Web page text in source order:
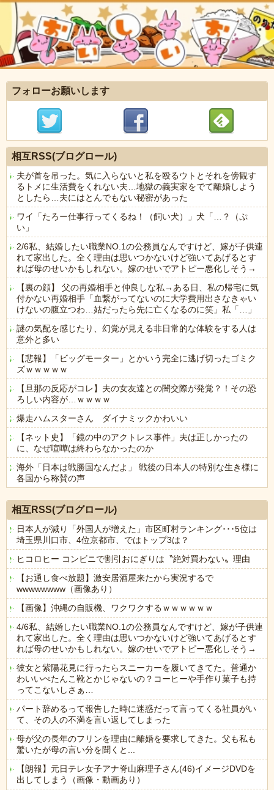
フォローお願いします
相互RSS(ブログロール)
夫が首を吊った。気に入らないと私を殴るウトとそれを傍観す
るトメに生活費をくれない夫…地獄の義実家をでて離婚しよう
としたら…夫にはとんでもない秘密があった
ワイ「たろー仕事行ってくるね！（飼い犬）」犬「…？（ぷ
い」
2/6私、結婚したい職業NO.1の公務員なんですけど、嫁が子供連
れて家出した。全く理由は思いつかないけど強いてあげるとす
れば母のせいかもしれない。嫁のせいでアトピー悪化しそう→
【裏の顔】 父の再婚相手と仲良しな私→ある日、私の帰宅に気
付かない再婚相手「血繋がってないのに大学費用出さなきゃい
けないの腹立つわ…姑だったら先に亡くなるのに笑」私「…」
謎の気配を感じたり、幻覚が見える非日常的な体験をする人は
意外と多い
【悲報】「ビッグモーター」とかいう完全に逃げ切ったゴミク
ズｗｗｗｗｗ
【旦那の反応がコレ】夫の女友達との闇交際が発覚？！その恐
ろしい内容が…ｗｗｗｗ
爆走ハムスターさん ダイナミックかわいい
【ネット史】「鏡の中のアクトレス事件」夫は正しかったの
に、なぜ喧嘩は終わらなかったのか
海外「日本は戦勝国なんだよ」 戦後の日本人の特別な生き様に
各国から称賛の声
相互RSS(ブログロール)
日本人が減り「外国人が増えた」市区町村ランキング･･･5位は
埼玉県川口市、4位京都市、ではトップ3は？
ヒコロヒー コンビニで割引おにぎりは〝絶対買わない〟理由
【お通し食べ放題】激安居酒屋来たから実況するで
wwwwwwww（画像あり）
【画像】沖縄の自販機、ワクワクするｗｗｗｗｗｗ
4/6私、結婚したい職業NO.1の公務員なんですけど、嫁が子供連
れて家出した。全く理由は思いつかないけど強いてあげるとす
れば母のせいかもしれない。嫁のせいでアトピー悪化しそう→
彼女と紫陽花見に行ったらスニーカーを履いてきてた。普通か
わいいぺたんこ靴とかじゃないの？コーヒーや手作り菓子も持
ってこないしさぁ…
パート辞めるって報告した時に迷惑だって言ってくる社員がい
て、その人の不満を言い返してしまった
母が父の長年のフリンを理由に離婚を要求してきた。父も私も
驚いたが母の言い分を聞くと...
【朗報】元日テレ女子アナ脊山麻理子さん(46)イメージDVDを
出してしまう（画像・動画あり）